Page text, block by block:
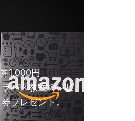
1,000円
バス教室のレビ
プレゼント。